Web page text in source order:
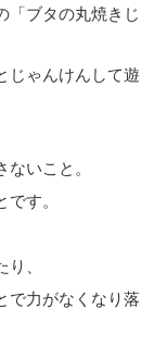
「ブタの丸焼きじ
じゃんけんして遊
いこと。
す。
、
で力がなくなり落